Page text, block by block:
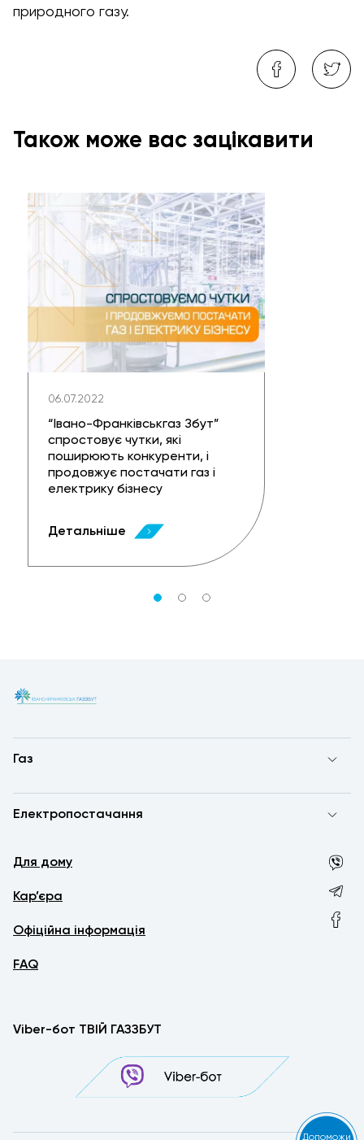
природного газу.
Також може вас зацікавити
06.07.2022
“Івано-Франківськгаз Збут”
спростовує чутки, які
поширюють конкуренти, і
продовжує постачати газ і
електрику бізнесу
Детальніше
Газ
Електропостачання
Для дому
Кар’єра
Офіційна інформація
FAQ
Viber-бот ТВІЙ ГАЗЗБУТ
Допоможи